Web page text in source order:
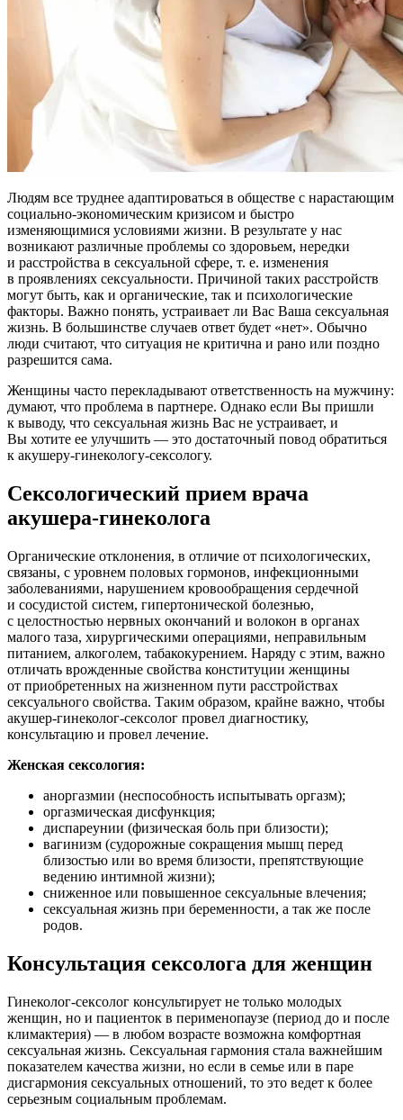
Людям все труднее адаптироваться в обществе с нарастающим
социально-экономическим кризисом и быстро
изменяющимися условиями жизни. В результате у нас
возникают различные проблемы со здоровьем, нередки
и расстройства в сексуальной сфере, т. е. изменения
в проявлениях сексуальности. Причиной таких расстройств
могут быть, как и органические, так и психологические
факторы. Важно понять, устраивает ли Вас Ваша сексуальная
жизнь. В большинстве случаев ответ будет «нет». Обычно
люди считают, что ситуация не критична и рано или поздно
разрешится сама.
Женщины часто перекладывают ответственность на мужчину:
думают, что проблема в партнере. Однако если Вы пришли
к выводу, что сексуальная жизнь Вас не устраивает, и
Вы хотите ее улучшить — это достаточный повод обратиться
к акушеру-гинекологу-сексологу.
Сексологический прием врача
акушера-гинеколога
Органические отклонения, в отличие от психологических,
связаны, с уровнем половых гормонов, инфекционными
заболеваниями, нарушением кровообращения сердечной
и сосудистой систем, гипертонической болезнью,
с целостностью нервных окончаний и волокон в органах
малого таза, хирургическими операциями, неправильным
питанием, алкоголем, табакокурением. Наряду с этим, важно
отличать врожденные свойства конституции женщины
от приобретенных на жизненном пути расстройствах
сексуального свойства. Таким образом, крайне важно, чтобы
акушер-гинеколог-сексолог провел диагностику,
консультацию и провел лечение.
Женская сексология:
аноргазмии (неспособность испытывать оргазм);
оргазмическая дисфункция;
диспареунии (физическая боль при близости);
вагинизм (судорожные сокращения мышц перед
близостью или во время близости, препятствующие
ведению интимной жизни);
сниженное или повышенное сексуальные влечения;
сексуальная жизнь при беременности, а так же после
родов.
Консультация сексолога для женщин
Гинеколог-сексолог консультирует не только молодых
женщин, но и пациенток в перименопаузе (период до и после
климактерия) — в любом возрасте возможна комфортная
сексуальная жизнь. Сексуальная гармония стала важнейшим
показателем качества жизни, но если в семье или в паре
дисгармония сексуальных отношений, то это ведет к более
серьезным социальным проблемам.